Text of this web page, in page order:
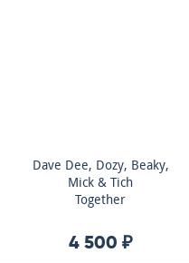
Dave Dee, Dozy, Beaky,
Mick & Tich
Together
4 500 ₽